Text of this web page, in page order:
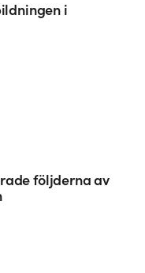
i
följderna av